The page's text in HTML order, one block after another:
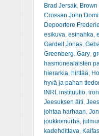
Brad Jersak, Brown
Crossan John
Depoortere
esikuva esinahka
Gardell Jonas,
Greenberg. Gary,
hasmonealaisten
hierarkia hirttää
hyvä ja pahan
INRI, instituutio,
Jeesuksen äiti
johtaa harhaan
joukkomurha
kadehdittava Kaifas